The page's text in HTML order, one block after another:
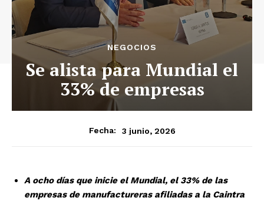
NEGOCIOS
Se alista para Mundial el
33% de empresas
Fecha: 3 junio, 2026
A ocho días que inicie el Mundial, el 33% de las
empresas de manufactureras afiliadas a la Caintra